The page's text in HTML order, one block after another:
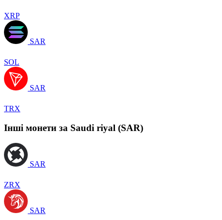
XRP
SAR
SOL
SAR
TRX
Інші монети за Saudi riyal (SAR)
SAR
ZRX
SAR